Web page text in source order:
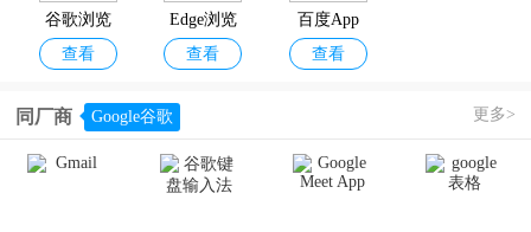
谷歌浏览
器App
查看
Edge浏览
器手机版
查看
百度App
查看
同厂商 Google谷歌 更多>